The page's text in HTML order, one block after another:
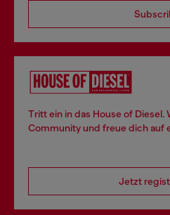
Tritt ein in das House of Diesel.
Community und freue dich auf
Jetzt